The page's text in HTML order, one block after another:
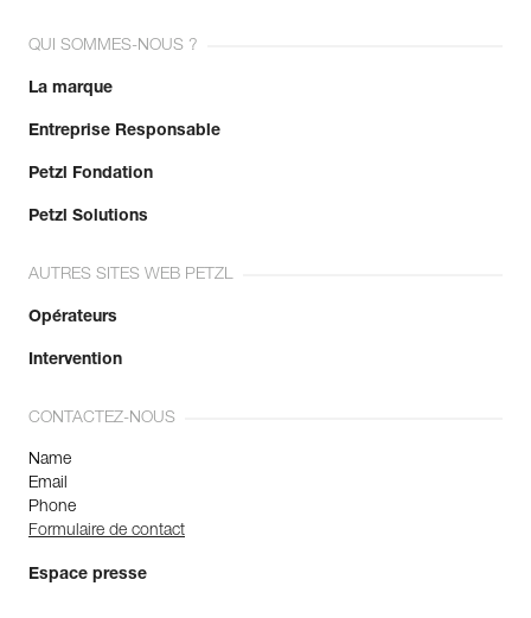
QUI SOMMES-NOUS ?
La marque
Entreprise Responsable
Petzl Fondation
Petzl Solutions
AUTRES SITES WEB PETZL
Opérateurs
Intervention
CONTACTEZ-NOUS
Name
Email
Phone
Formulaire de contact
Espace presse